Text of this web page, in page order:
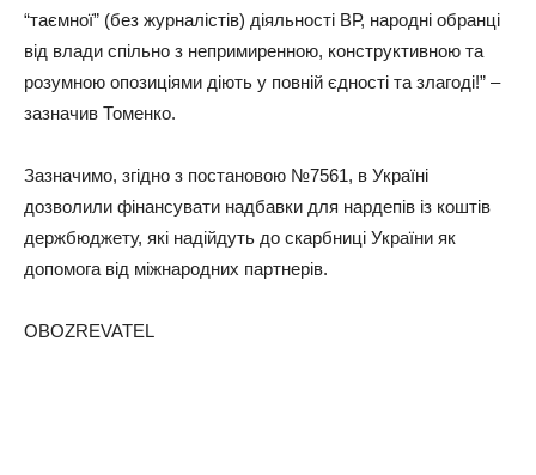
“таємної” (без журналістів) діяльності ВР, народні обранці
від влади спільно з непримиренною, конструктивною та
розумною опозиціями діють у повній єдності та злагоді!” –
зазначив Томенко.
Зазначимо, згідно з постановою №7561, в Україні
дозволили фінансувати надбавки для нардепів із коштів
держбюджету, які надійдуть до скарбниці України як
допомога від міжнародних партнерів.
OBOZREVATEL